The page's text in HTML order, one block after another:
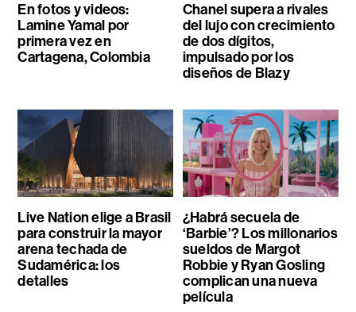
En fotos y videos:
Lamine Yamal por
primera vez en
Cartagena, Colombia
Chanel supera a rivales
del lujo con crecimiento
de dos dígitos,
impulsado por los
diseños de Blazy
Live Nation elige a Brasil
para construir la mayor
arena techada de
Sudamérica: los
detalles
¿Habrá secuela de
‘Barbie’? Los millonarios
sueldos de Margot
Robbie y Ryan Gosling
complican una nueva
película